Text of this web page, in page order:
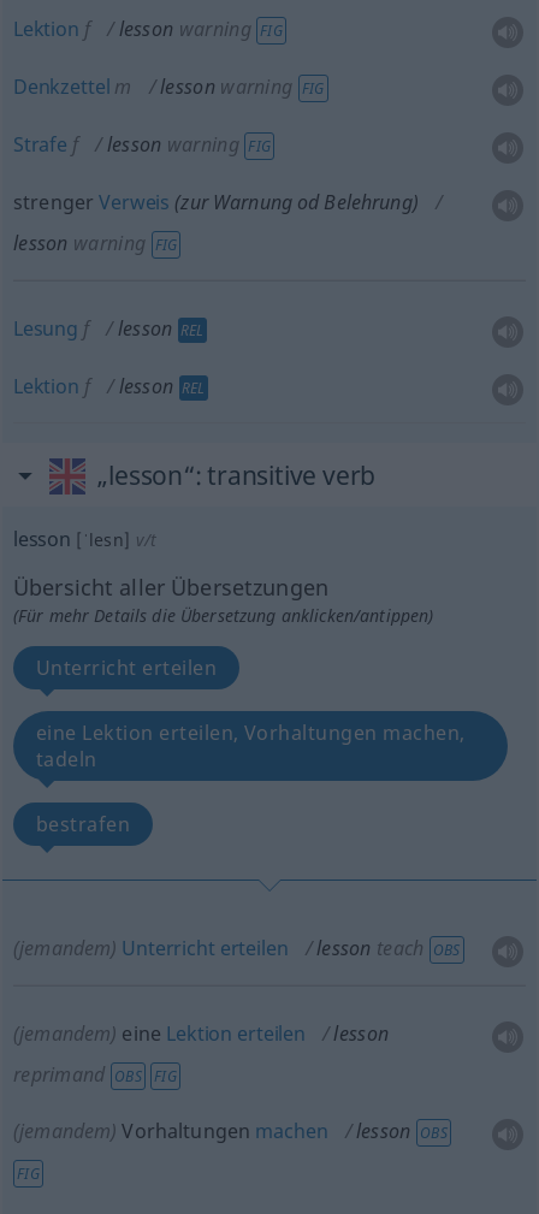
Lektion f lesson warning FIG
Denkzettel m lesson warning FIG
Strafe f lesson warning FIG
strengerVerweis (zur WarnungodBelehrung)
lesson warning FIG
Lesung f lesson REL
Lektion f lesson REL
„lesson“: transitive verb
lesson [ˈlesn] v/t
Übersicht aller Übersetzungen
(Für mehr Details die Übersetzung anklicken/antippen)
Unterricht erteilen
eine Lektion erteilen, Vorhaltungen machen,
tadeln
bestrafen
(jemandem) Unterricht erteilen lesson teach OBS
(jemandem) eine Lektion erteilen
lesson
reprimand OBS FIG
(jemandem) Vorhaltungen machen lesson OBS
FIG